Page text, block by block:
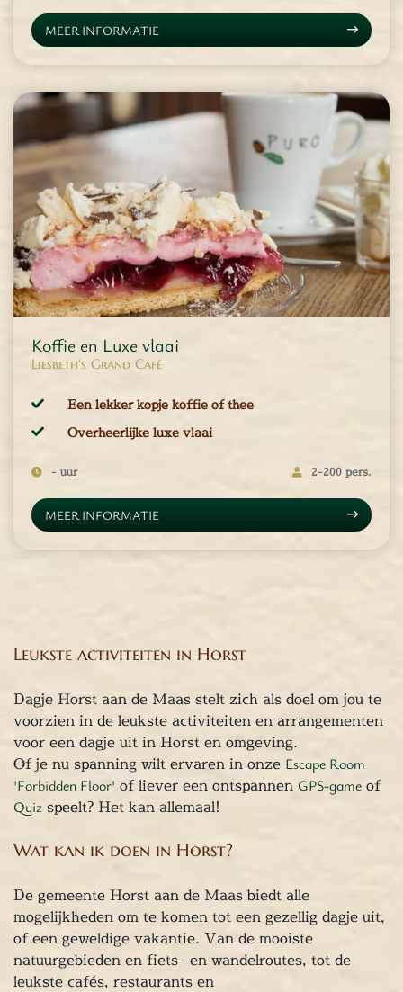
MEER INFORMATIE
Koffie en Luxe vlaai
Liesbeth's Grand Café
Een lekker kopje koffie of thee
Overheerlijke luxe vlaai
- uur 2-200 pers.
MEER INFORMATIE
Leukste activiteiten in Horst
Dagje Horst aan de Maas stelt zich als doel om jou te
voorzien in de leukste activiteiten en arrangementen
voor een dagje uit in Horst en omgeving.
Of je nu spanning wilt ervaren in onze Escape Room
'Forbidden Floor' of liever een ontspannen GPS-game of
Quiz speelt? Het kan allemaal!
Wat kan ik doen in Horst?
De gemeente Horst aan de Maas biedt alle
mogelijkheden om te komen tot een gezellig dagje uit,
of een geweldige vakantie. Van de mooiste
natuurgebieden en fiets- en wandelroutes, tot de
leukste cafés, restaurants en